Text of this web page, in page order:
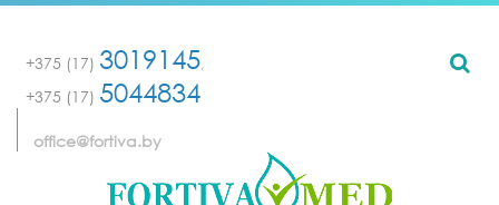
+375 (17) 3019145,
+375 (17) 5044834
office@fortiva.by